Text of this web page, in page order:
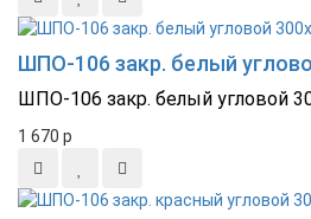
ШПО-106 закр. белый
ШПО-106 закр. белый угловой
1 670 p